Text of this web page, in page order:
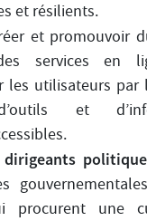
et résilients.
et promouvoir
services en
les utilisateurs par
et
procurent une